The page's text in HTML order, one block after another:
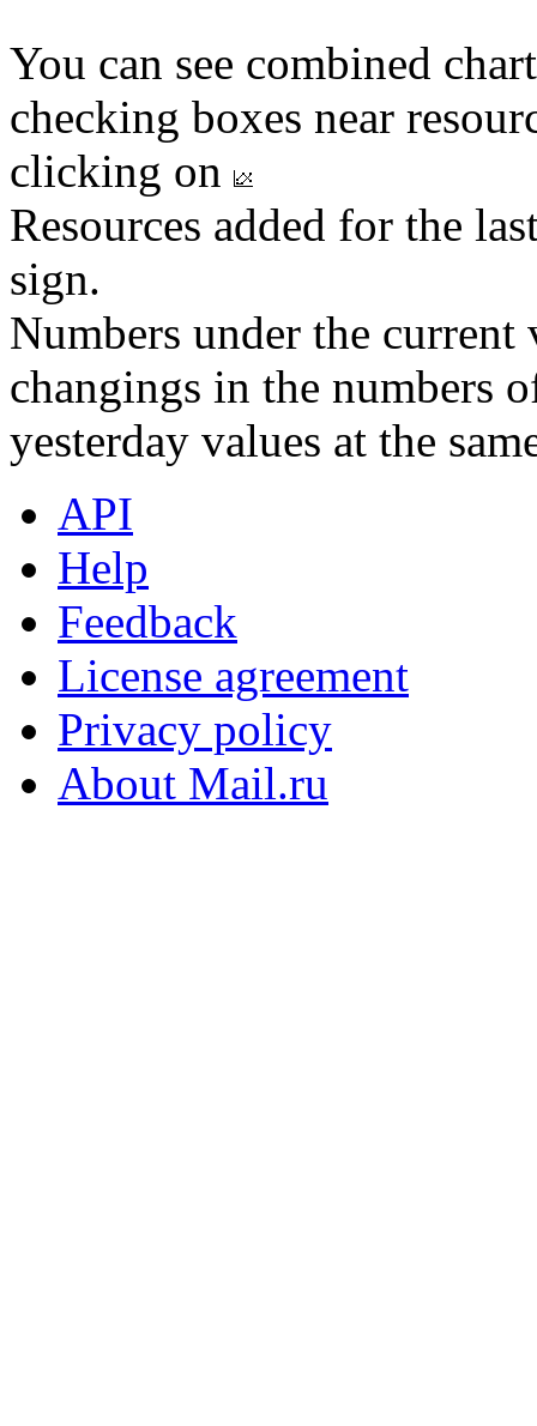
You can see combined
checking boxes near
clicking on
Resources added for the
sign.
Numbers under the
changings in the numbers
yesterday values at the
API
Help
Feedback
License agreement
Privacy policy
About Mail.ru